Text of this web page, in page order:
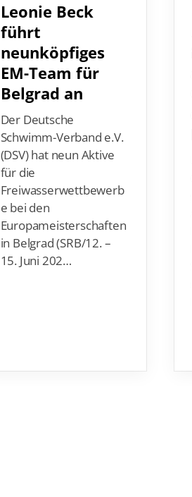
Leonie Beck
führt
neunköpfiges
EM-Team für
Belgrad an
Der Deutsche
Schwimm-Verband e.V.
(DSV) hat neun Aktive
für die
Freiwasserwettbewerb
e bei den
Europameisterschaften
in Belgrad (SRB/12. –
15. Juni 202…